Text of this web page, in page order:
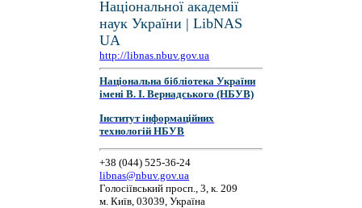
Національної академії
наук України | LibNAS
UA
http://libnas.nbuv.gov.ua
Національна бібліотека України
імені В. І. Вернадського (НБУВ)
Інститут інформаційних
технологій НБУВ
+38 (044) 525-36-24
libnas@nbuv.gov.ua
Голосіївський просп., 3, к. 209
м. Київ, 03039, Україна